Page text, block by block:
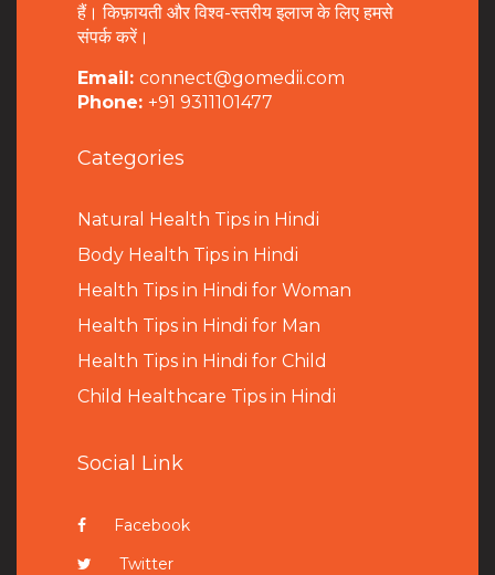
हैं। किफ़ायती और विश्व-स्तरीय इलाज के लिए हमसे
संपर्क करें।
Email: connect@gomedii.com
Phone: +91 9311101477
Categories
Natural Health Tips in Hindi
Body Health Tips in Hindi
Health Tips in Hindi for Woman
Health Tips in Hindi for Man
Health Tips in Hindi for Child
Child Healthcare Tips in Hindi
Social Link
Facebook
Twitter